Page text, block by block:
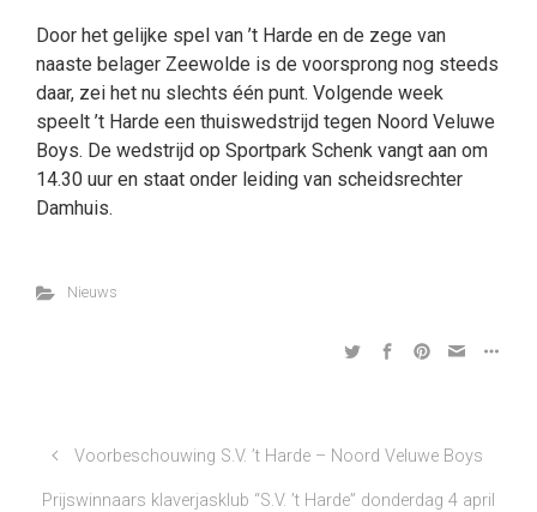
Door het gelijke spel van ’t Harde en de zege van
naaste belager Zeewolde is de voorsprong nog steeds
daar, zei het nu slechts één punt. Volgende week
speelt ’t Harde een thuiswedstrijd tegen Noord Veluwe
Boys. De wedstrijd op Sportpark Schenk vangt aan om
14.30 uur en staat onder leiding van scheidsrechter
Damhuis.
Nieuws
Voorbeschouwing S.V. ’t Harde – Noord Veluwe Boys
Prijswinnaars klaverjasklub “S.V. ’t Harde” donderdag 4 april